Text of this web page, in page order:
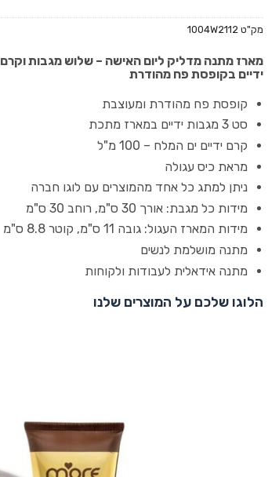
מק"ט 1004W2112
מארז מתנה מדליק ליום האישה – שלוש מגבות וקרם
ידיים בקופסת פח מהודרת
קופסת פח מהודרת ומעוצבת
סט 3 מגבות ידיים במארז מתכת
קרם ידיים ים המלח – 100 מ"ל
מראת כיס עגולה
ניתן למתג כל אחד מהמוצרים עם לוגו חברה
מידות כל מגבת: אורך 30 ס"מ, רוחב 30 ס"מ
מידות המארז העגול: גובה 11 ס"מ, קוטר 8.8 ס"מ
מתנה מושלמת לנשים
מתנה אידאלית לעבודות ולקוחות
הלוגו שלכם על המוצרים שלנו